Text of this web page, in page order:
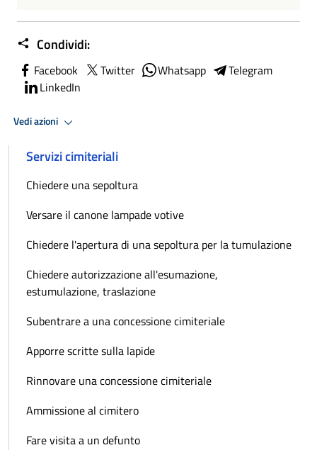
Condividi:
Facebook Twitter Whatsapp
Telegram
LinkedIn
Vedi azioni
Servizi cimiteriali
Chiedere una sepoltura
Versare il canone lampade votive
Chiedere l'apertura di una sepoltura per la tumulazione
Chiedere autorizzazione all'esumazione,
estumulazione, traslazione
Subentrare a una concessione cimiteriale
Apporre scritte sulla lapide
Rinnovare una concessione cimiteriale
Ammissione al cimitero
Fare visita a un defunto